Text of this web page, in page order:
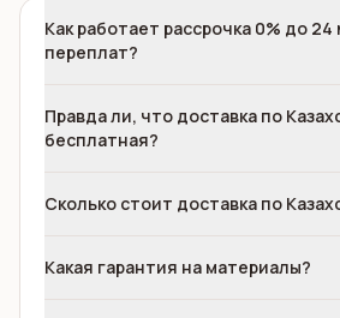
Как работает рассрочка 0% до
переплат?
Правда ли, что доставка по
бесплатная?
Сколько стоит доставка по
Какая гарантия на материалы?